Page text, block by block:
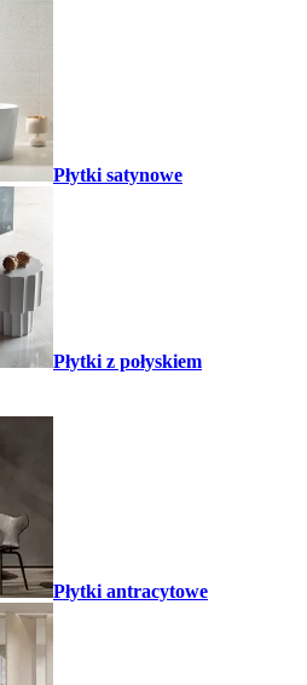
Płytki satynowe
Płytki z połyskiem
Płytki antracytowe